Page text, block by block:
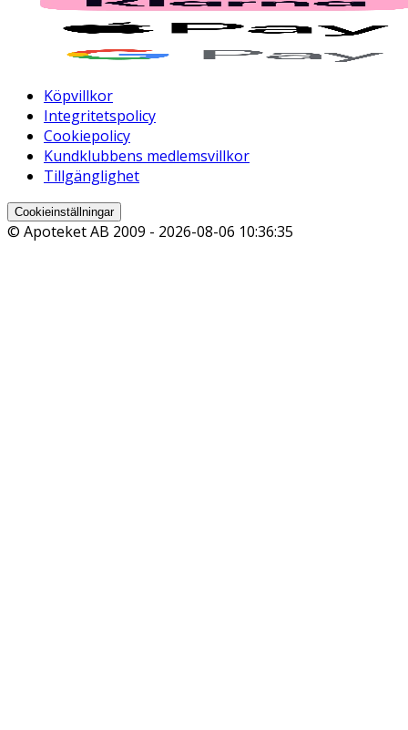
Köpvillkor
Integritetspolicy
Cookiepolicy
Kundklubbens medlemsvillkor
Tillgänglighet
Cookieinställningar
© Apoteket AB 2009 - 2026-08-06 10:36:35